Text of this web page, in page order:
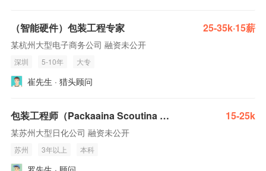
（智能硬件）包装工程专家 25-35k·15薪
某杭州大型电子商务公司 融资未公开
深圳 5-10年 大专
崔先生 · 猎头顾问
包装工程师（Packaaina Scoutina Manaaer） 15-25k
某苏州大型日化公司 融资未公开
苏州 3年以上 本科